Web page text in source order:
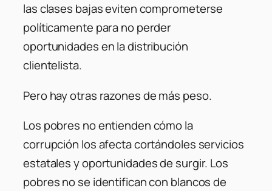
las clases bajas eviten comprometerse
políticamente para no perder
oportunidades en la distribución
clientelista.
Pero hay otras razones de más peso.
Los pobres no entienden cómo la
corrupción los afecta cortándoles servicios
estatales y oportunidades de surgir. Los
pobres no se identifican con blancos de